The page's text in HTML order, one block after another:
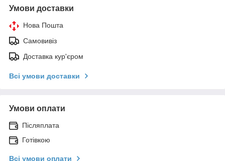
Умови доставки
Нова Пошта
Самовивіз
Доставка кур'єром
Всі умови доставки
Умови оплати
Післяплата
Готівкою
Всі умови оплати